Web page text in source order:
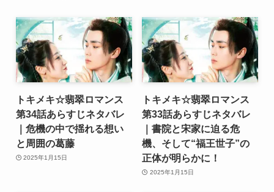
トキメキ☆翡翠ロマンス
第34話あらすじネタバレ
｜危機の中で揺れる想い
と周囲の葛藤
2025年1月15日
トキメキ☆翡翠ロマンス
第33話あらすじネタバレ
｜書院と宋家に迫る危
機、そして“福王世子”の
正体が明らかに！
2025年1月15日